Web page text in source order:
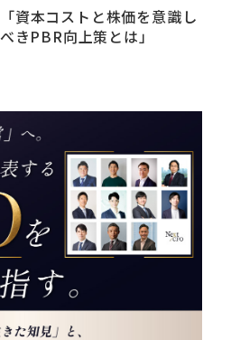
資本コストと株価を意識し
きPBR向上策とは」